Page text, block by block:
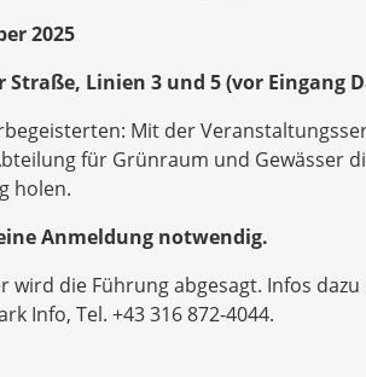
2025
Linien 3 und 5 (vor Eingang
Mit der
für Grünraum und Gewässer
holen.
Anmeldung notwendig.
die Führung abgesagt. Infos
Info, Tel. +43 316 872-4044.